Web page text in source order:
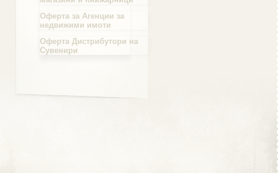
Област Смолян
Област София
Оферта за Агенции за
недвижими имоти
Оферта Дистрибутори на
Сувенири